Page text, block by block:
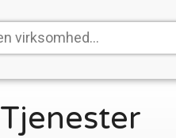
Tjenester